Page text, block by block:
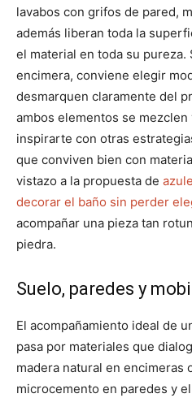
lavabos con grifos de pared,
además liberan toda la
el material en toda su
encimera, conviene elegir
desmarquen claramente del
ambos elementos se mezclen
inspirarte con otras
que conviven bien con
vistazo a la propuesta de
decorar el baño sin perder
acompañar una pieza tan
piedra.
Suelo, paredes y
El acompañamiento ideal de
pasa por materiales que
madera natural en encimeras
microcemento en paredes y